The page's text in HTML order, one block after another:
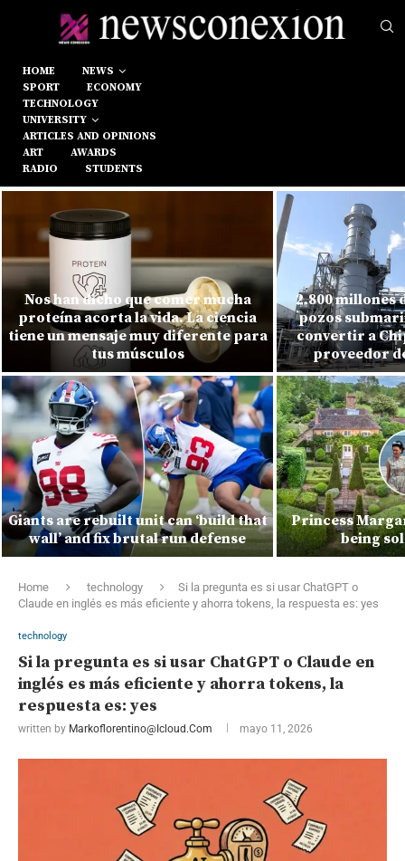
HOME
NEWS
SPORT
ECONOMY
TECHNOLOGY
UNIVERSITY
ARTICLES AND OPINIONS
ART
AWARDS
RADIO
STUDENTS
Nos han dicho que comer mucha
proteína acorta la vida. La ciencia
tiene un mensaje muy diferente para
tus músculos
Giants are rebuilt unit can ‘build that
wall’ and fix brutal run defense
2.800 millones
pozos
convertir a
proveedor
Princess
being
Home technology
Si la pregunta es si usar ChatGPT o
Claude en inglés es más eficiente y ahorra tokens, la respuesta es: yes
technology
Si la pregunta es si usar ChatGPT o Claude en
inglés es más eficiente y ahorra tokens, la
respuesta es: yes
written by Markoflorentino@icloud.com mayo 11, 2026